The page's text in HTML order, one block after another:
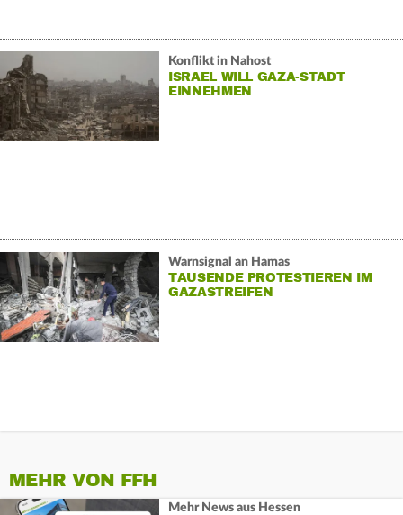
Konflikt in Nahost
ISRAEL WILL GAZA-STADT
EINNEHMEN
Warnsignal an Hamas
TAUSENDE PROTESTIEREN IM
GAZASTREIFEN
MEHR VON FFH
Mehr News aus Hessen